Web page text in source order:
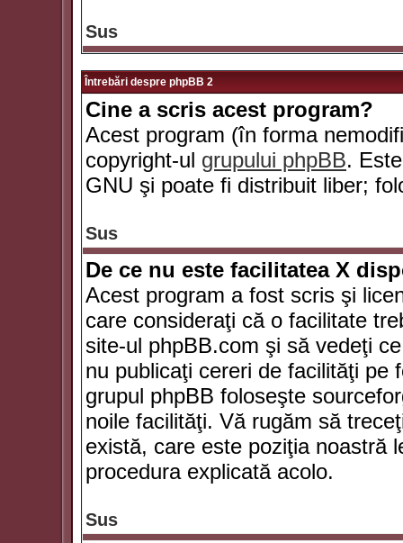
Sus
Întrebări despre phpBB 2
Cine a scris acest program?
Acest program (în forma
copyright-ul grupului phpBB.
GNU şi poate fi distribuit liber;
Sus
De ce nu este facilitatea X
Acest program a fost scris şi
care consideraţi că o facilitate
site-ul phpBB.com şi să vedeţi
nu publicaţi cereri de facilităţi pe
grupul phpBB foloseşte
noile facilităţi. Vă rugăm să
există, care este poziţia noastră
procedura explicată acolo.
Sus